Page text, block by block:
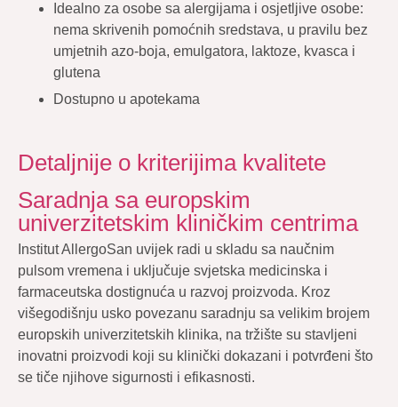
Idealno za osobe sa alergijama i osjetljive osobe:
nema skrivenih pomoćnih sredstava, u pravilu bez
umjetnih azo-boja, emulgatora, laktoze, kvasca i
glutena
Dostupno u apotekama
Detaljnije o kriterijima kvalitete
Saradnja sa europskim
univerzitetskim kliničkim centrima
Institut AllergoSan uvijek radi u skladu sa naučnim
pulsom vremena i uključuje svjetska medicinska i
farmaceutska dostignuća u razvoj proizvoda. Kroz
višegodišnju usko povezanu saradnju sa velikim brojem
europskih univerzitetskih klinika, na tržište su stavljeni
inovatni proizvodi koji su klinički dokazani i potvrđeni što
se tiče njihove sigurnosti i efikasnosti.